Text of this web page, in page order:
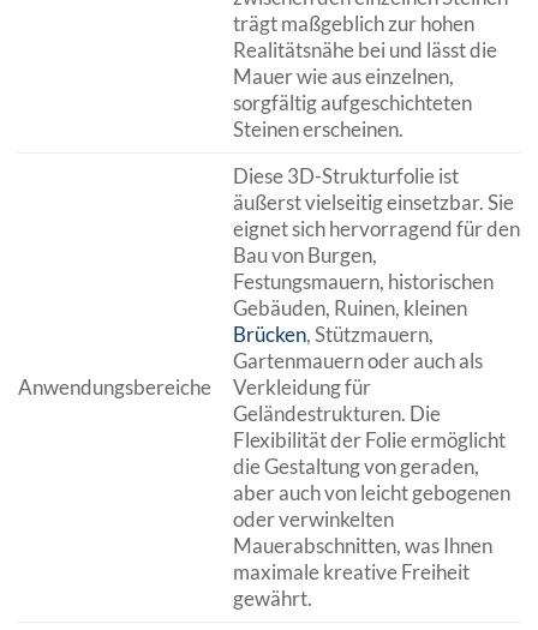
trägt maßgeblich zur hohen
Realitätsnähe bei und lässt die
Mauer wie aus einzelnen,
sorgfältig aufgeschichteten
Steinen erscheinen.
Anwendungsbereiche
Diese 3D-Strukturfolie ist
äußerst vielseitig einsetzbar. Sie
eignet sich hervorragend für den
Bau von Burgen,
Festungsmauern, historischen
Gebäuden, Ruinen, kleinen
Brücken, Stützmauern,
Gartenmauern oder auch als
Verkleidung für
Geländestrukturen. Die
Flexibilität der Folie ermöglicht
die Gestaltung von geraden,
aber auch von leicht gebogenen
oder verwinkelten
Mauerabschnitten, was Ihnen
maximale kreative Freiheit
gewährt.